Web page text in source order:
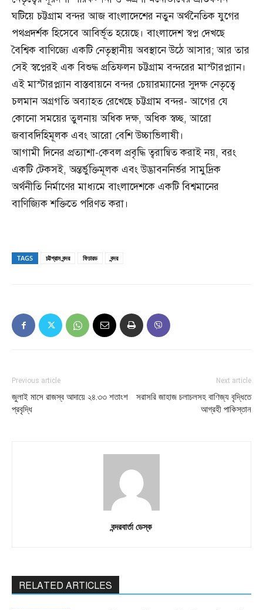
ঘটিয়ে চট্টগ্রাম বন্দর আজ বাংলাদেশের নতুন অর্থনৈতিক যুগের
পথপ্রদর্শক হিসেবে আবির্ভূত হয়েছে। বাংলাদেশ স্বপ্ন দেখছে
বৈশ্বিক বাণিজ্যে একটি নেতৃস্থানীয় অবস্থানে উঠে আসার; আর তার
সেই স্বপ্নেরই এক বিশুদ্ধ প্রতিফলন চট্টগ্রাম বন্দরের মাস্টারপ্ল্যান।
এই মাস্টারপ্ল্যান বাস্তবায়নে বন্দর চেয়ারম্যানের সুদক্ষ নেতৃত্বে
চলমান অগ্রগতি অব্যাহত রেখেছে চট্টগ্রাম বন্দর- আগের যে
কোনো সময়ের তুলনায় অধিক দক্ষ, অধিক স্বচ্ছ, আরো
জবাবদিহিমূলক এবং আরো বেশি উচ্চাভিলাষী।
আগামী দিনের প্রত্যাশা-কেবল প্রবৃদ্ধি ত্বরান্বিত করাই নয়, বরং
একটি টেকসই, অন্তর্ভুক্তিমূলক এবং উদ্ভাবননির্ভর সামুদ্রিক
অর্থনীতি নির্মাণের মাধ্যমে বাংলাদেশকে একটি বিশ্বমানের
বাণিজ্যিক শক্তিতে পরিণত করা।
TAGS চট্টগ্রাম বন্দর ফিচারড বন্দর
Previous article
জুলাই মাসে রাজস্ব আদায়ে ২৪.৩৩ শতাংশ
প্রবৃদ্ধি
Next article
সরাসরি জাহাজ চলাচলসহ বাণিজ্য বৃদ্ধিতে
আগ্রহী পাকিস্তান
বন্দরবার্তা ডেস্ক
RELATED ARTICLES